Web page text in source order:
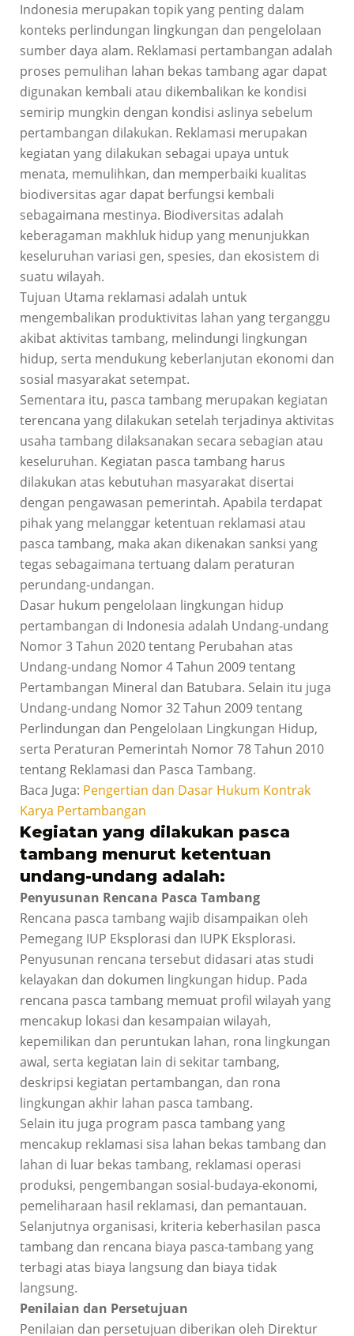
Indonesia merupakan topik yang penting dalam
konteks perlindungan lingkungan dan pengelolaan
sumber daya alam. Reklamasi pertambangan adalah
proses pemulihan lahan bekas tambang agar dapat
digunakan kembali atau dikembalikan ke kondisi
semirip mungkin dengan kondisi aslinya sebelum
pertambangan dilakukan. Reklamasi merupakan
kegiatan yang dilakukan sebagai upaya untuk
menata, memulihkan, dan memperbaiki kualitas
biodiversitas agar dapat berfungsi kembali
sebagaimana mestinya. Biodiversitas adalah
keberagaman makhluk hidup yang menunjukkan
keseluruhan variasi gen, spesies, dan ekosistem di
suatu wilayah.
Tujuan Utama reklamasi adalah untuk
mengembalikan produktivitas lahan yang terganggu
akibat aktivitas tambang, melindungi lingkungan
hidup, serta mendukung keberlanjutan ekonomi dan
sosial masyarakat setempat.
Sementara itu, pasca tambang merupakan kegiatan
terencana yang dilakukan setelah terjadinya aktivitas
usaha tambang dilaksanakan secara sebagian atau
keseluruhan. Kegiatan pasca tambang harus
dilakukan atas kebutuhan masyarakat disertai
dengan pengawasan pemerintah. Apabila terdapat
pihak yang melanggar ketentuan reklamasi atau
pasca tambang, maka akan dikenakan sanksi yang
tegas sebagaimana tertuang dalam peraturan
perundang-undangan.
Dasar hukum pengelolaan lingkungan hidup
pertambangan di Indonesia adalah Undang-undang
Nomor 3 Tahun 2020 tentang Perubahan atas
Undang-undang Nomor 4 Tahun 2009 tentang
Pertambangan Mineral dan Batubara. Selain itu juga
Undang-undang Nomor 32 Tahun 2009 tentang
Perlindungan dan Pengelolaan Lingkungan Hidup,
serta Peraturan Pemerintah Nomor 78 Tahun 2010
tentang Reklamasi dan Pasca Tambang.
Baca Juga: Pengertian dan Dasar Hukum Kontrak
Karya Pertambangan
Kegiatan yang dilakukan pasca
tambang menurut ketentuan
undang-undang adalah:
Penyusunan Rencana Pasca Tambang
Rencana pasca tambang wajib disampaikan oleh
Pemegang IUP Eksplorasi dan IUPK Eksplorasi.
Penyusunan rencana tersebut didasari atas studi
kelayakan dan dokumen lingkungan hidup. Pada
rencana pasca tambang memuat profil wilayah yang
mencakup lokasi dan kesampaian wilayah,
kepemilikan dan peruntukan lahan, rona lingkungan
awal, serta kegiatan lain di sekitar tambang,
deskripsi kegiatan pertambangan, dan rona
lingkungan akhir lahan pasca tambang.
Selain itu juga program pasca tambang yang
mencakup reklamasi sisa lahan bekas tambang dan
lahan di luar bekas tambang, reklamasi operasi
produksi, pengembangan sosial-budaya-ekonomi,
pemeliharaan hasil reklamasi, dan pemantauan.
Selanjutnya organisasi, kriteria keberhasilan pasca
tambang dan rencana biaya pasca-tambang yang
terbagi atas biaya langsung dan biaya tidak
langsung.
Penilaian dan Persetujuan
Penilaian dan persetujuan diberikan oleh Direktur